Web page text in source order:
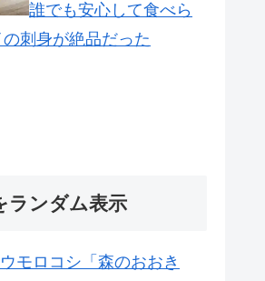
誰でも安心して食べら
刺身が絶品だった
ランダム表示
モロコシ「森のおおき